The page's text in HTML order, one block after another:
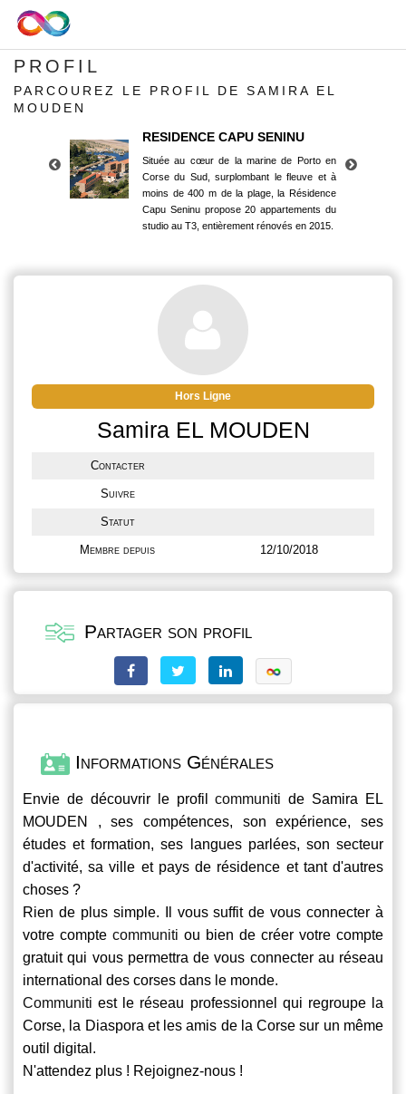
PROFIL
PARCOUREZ LE PROFIL DE SAMIRA EL
MOUDEN
RESIDENCE CAPU SENINU
Située au cœur de la marine de Porto en
Corse du Sud, surplombant le fleuve et à
moins de 400 m de la plage, la Résidence
Capu Seninu propose 20 appartements du
studio au T3, entièrement rénovés en 2015.
Corse du Sud, surplombant le fleuve et à
moins de 400 m de la plage, la Résidence
Capu Seninu propose 20 appartements du
studio au T3, entièrement rénovés en 2015.
Hors Ligne
Samira EL MOUDEN
Contacter
Suivre
Statut
Membre depuis 12/10/2018
Partager son profil
Informations Générales
Envie de découvrir le profilcommuniti de Samira EL
MOUDEN , ses compétences, son expérience, ses
études et formation, ses langues parlées, son secteur
d'activité, sa ville et pays de résidence et tant d'autres
choses ?
Rien de plus simple. Il vous suffit de vous connecter à
votre compte communiti ou bien de créer votre compte
gratuit qui vous permettra de vous connecter au réseau
international des corses dans le monde.
Communiti est le réseau professionnel qui regroupe la
Corse, la Diaspora et les amis de la Corse sur un même
outil digital.
N'attendez plus ! Rejoignez-nous !